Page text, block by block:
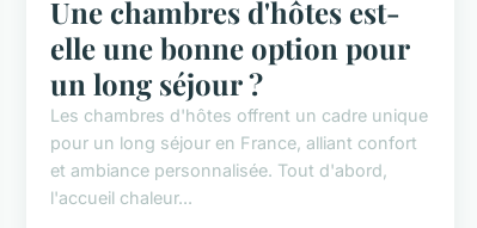
Une chambres d'hôtes est-
elle une bonne option pour
un long séjour ?
Les chambres d'hôtes offrent un cadre unique
pour un long séjour en France, alliant confort
et ambiance personnalisée. Tout d'abord,
l'accueil chaleur...